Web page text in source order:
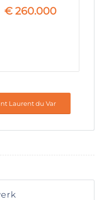
€ 260.000
Laurent du Var